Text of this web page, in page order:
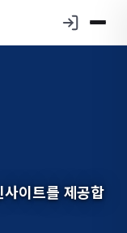
이트를 제공합